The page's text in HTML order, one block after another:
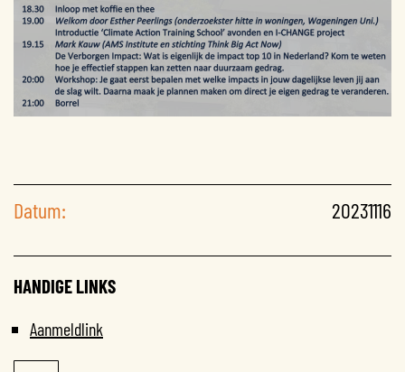
Datum: 20231116
HANDIGE LINKS
Aanmeldlink